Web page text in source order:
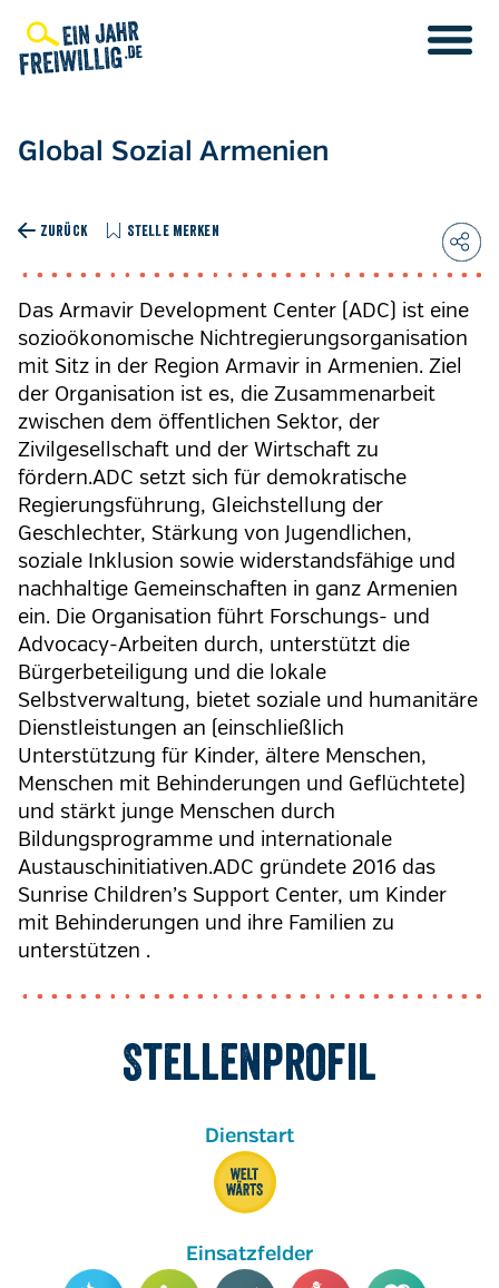
zum
Inhalt
Global Sozial Armenien
ZURÜCK STELLE MERKEN
Das Armavir Development Center (ADC) ist eine
sozioökonomische Nichtregierungsorganisation
mit Sitz in der Region Armavir in Armenien. Ziel
der Organisation ist es, die Zusammenarbeit
zwischen dem öffentlichen Sektor, der
Zivilgesellschaft und der Wirtschaft zu
fördern.ADC setzt sich für demokratische
Regierungsführung, Gleichstellung der
Geschlechter, Stärkung von Jugendlichen,
soziale Inklusion sowie widerstandsfähige und
nachhaltige Gemeinschaften in ganz Armenien
ein. Die Organisation führt Forschungs- und
Advocacy-Arbeiten durch, unterstützt die
Bürgerbeteiligung und die lokale
Selbstverwaltung, bietet soziale und humanitäre
Dienstleistungen an (einschließlich
Unterstützung für Kinder, ältere Menschen,
Menschen mit Behinderungen und Geflüchtete)
und stärkt junge Menschen durch
Bildungsprogramme und internationale
Austauschinitiativen.ADC gründete 2016 das
Sunrise Children’s Support Center, um Kinder
mit Behinderungen und ihre Familien zu
unterstützen .
Stellenprofil